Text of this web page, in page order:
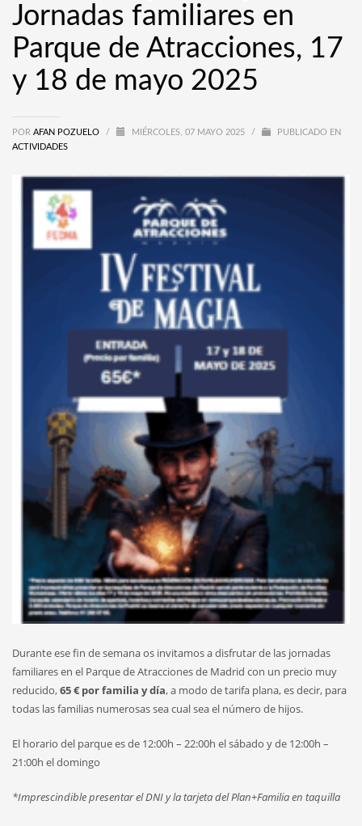
Jornadas familiares en
Parque de Atracciones, 17
y 18 de mayo 2025
POR AFAN POZUELO / MIÉRCOLES, 07 MAYO 2025 /
PUBLICADO EN
ACTIVIDADES
Durante ese fin de semana os invitamos a disfrutar de las jornadas
familiares en el Parque de Atracciones de Madrid con un precio muy
reducido,65 € por familia y día, a modo de tarifa plana, es decir, para
todas las familias numerosas sea cual sea el número de hijos.
El horario del parque es de 12:00h – 22:00h el sábado y de 12:00h –
21:00h el domingo
*Imprescindible presentar el DNI y la tarjeta del Plan+Familia en taquilla